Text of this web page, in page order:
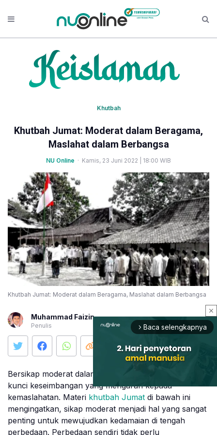
Khutbah
Khutbah Jumat: Moderat dalam Beragama,
Maslahat dalam Berbangsa
NU Online · Kamis, 23 Juni 2022 | 18:00 WIB
Khutbah Jumat: Moderat dalam Beragama, Maslahat dalam Berbangsa
Muhammad Faizin
Penulis
Bersikap moderat dalam berbagai hal merupakan
kunci keseimbangan yang mengarah kepada
kemaslahatan. Materi khutbah Jumat di bawah ini
mengingatkan, sikap moderat menjadi hal yang sangat
penting untuk mewujudkan kedamaian di tengah
perbedaan. Perbedaan sendiri tidak perlu
close
arrow_forward_ios Baca selengkapnya
Mute